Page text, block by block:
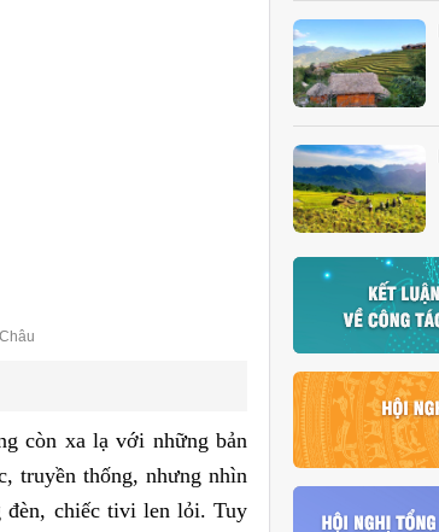
còn xa lạ với những bản
truyền thống, nhưng nhìn
đèn, chiếc tivi len lỏi. Tuy